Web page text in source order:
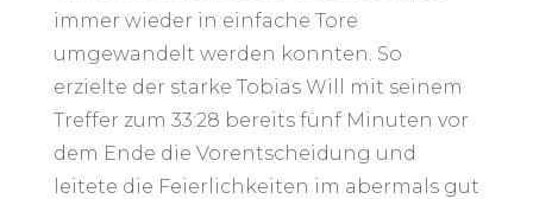
immer wieder in einfache Tore
umgewandelt werden konnten. So
erzielte der starke Tobias Will mit seinem
Treffer zum 33:28 bereits fünf Minuten vor
dem Ende die Vorentscheidung und
leitete die Feierlichkeiten im abermals gut